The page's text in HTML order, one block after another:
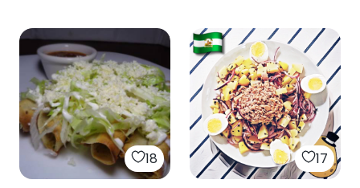
18 17